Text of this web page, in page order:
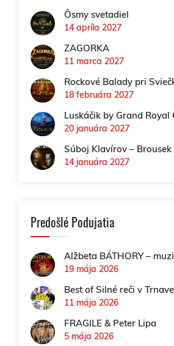
Ôsmy svetadiel
14 apríla 2027
ZAGORKA
11 marca 2027
Rockové Balady pri
18 februára 2027
Luskáčik by Grand Royal
20 januára 2027
Súboj Klavírov –
14 januára 2027
Predošlé Podujatia
Alžbeta BÁTHORY –
19 mája 2026
Best of Silné reči v Trnave
11 mája 2026
FRAGILE & Peter Lipa
5 mája 2026